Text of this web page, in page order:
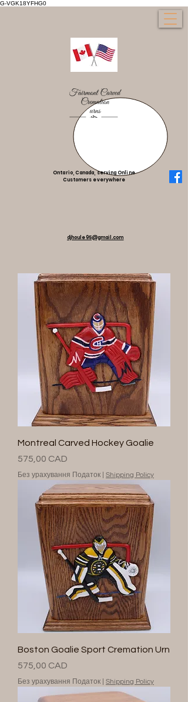
G-VGK18YFHG0
Ontario, Canada, serving Online
Customers everywhere
djhoule95@gmail.com
Montreal Carved Hockey Goalie
Ціна
575,00 CAD
Без урахування Податок Shipping Policy
Boston Goalie Sport Cremation Urn
Ціна
575,00 CAD
Без урахування Податок Shipping Policy